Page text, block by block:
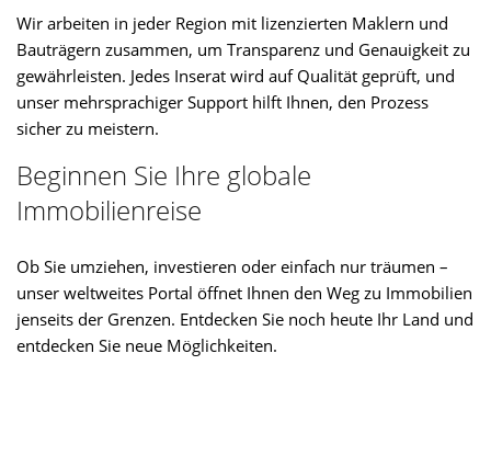
Wir arbeiten in jeder Region mit lizenzierten Maklern und
Bauträgern zusammen, um Transparenz und Genauigkeit zu
gewährleisten. Jedes Inserat wird auf Qualität geprüft, und
unser mehrsprachiger Support hilft Ihnen, den Prozess
sicher zu meistern.
Beginnen Sie Ihre globale
Immobilienreise
Ob Sie umziehen, investieren oder einfach nur träumen –
unser weltweites Portal öffnet Ihnen den Weg zu Immobilien
jenseits der Grenzen. Entdecken Sie noch heute Ihr Land und
entdecken Sie neue Möglichkeiten.